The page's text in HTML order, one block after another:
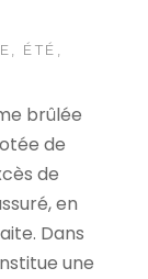
, ÉTÉ ,
brûlée
de
de
en
Dans
une